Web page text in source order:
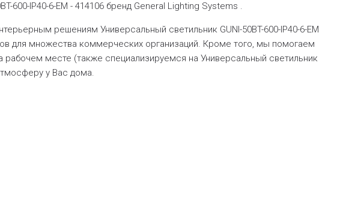
600-IP40-6-EM - 414106 бренд General Lighting Systems .
решениям Универсальный светильник GUNI-50BT-600-IP40-6-EM
для множества коммерческих организаций. Кроме того, мы помогаем
рабочем месте (также специализируемся на Универсальный светильник
у Вас дома.